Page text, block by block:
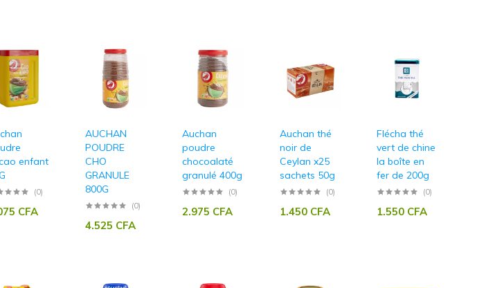
enfant
(0)
CFA
AUCHAN
POUDRE
CHO
GRANULE
800G
(0)
4.525 CFA
Auchan
poudre
chocoalaté
granulé 400g
(0)
2.975 CFA
Auchan thé
noir de
Ceylan x25
sachets 50g
(0)
1.450 CFA
Flécha thé
vert de chine
la boîte en
fer de 200g
(0)
1.550 CFA